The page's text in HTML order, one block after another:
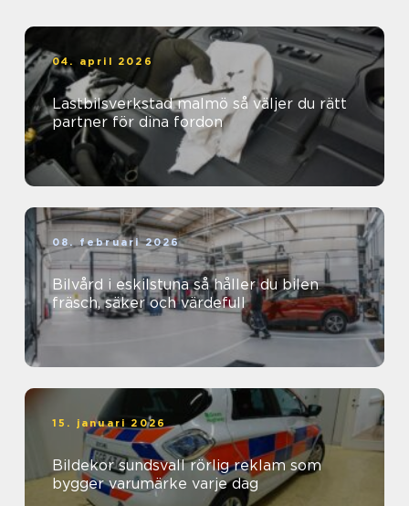
04. april 2026
Lastbilsverkstad malmö så väljer du rätt
partner för dina fordon
08. februari 2026
Bilvård i eskilstuna så håller du bilen
fräsch, säker och värdefull
15. januari 2026
Bildekor sundsvall rörlig reklam som
bygger varumärke varje dag